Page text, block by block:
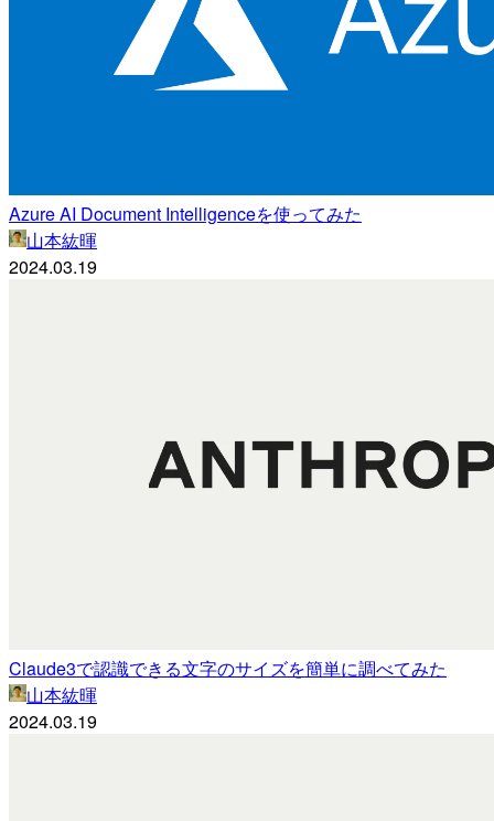
Azure AI Document Intelligenceを使ってみた
山本紘暉
2024.03.19
Claude3で認識できる文字のサイズを簡単に調べてみた
山本紘暉
2024.03.19